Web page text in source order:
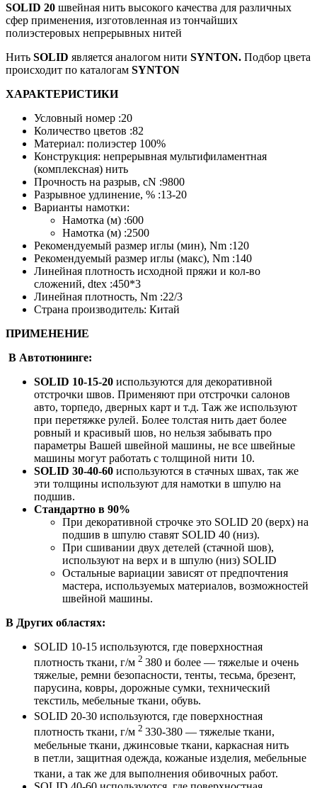
SOLID 20 швейная нить высокого качества для различных
сфер применения, изготовленная из тончайших
полиэстеровых непрерывных нитей
Нить SOLID является аналогом нити SYNTON. Подбор цвета
происходит по каталогам SYNTON
ХАРАКТЕРИСТИКИ
Условный номер :20
Количество цветов :82
Материал: полиэстер 100%
Конструкция: непрерывная мультифиламентная
(комплексная) нить
Прочность на разрыв, cN :9800
Разрывное удлинение, % :13-20
Варианты намотки:
Намотка (м) :600
Намотка (м) :2500
Рекомендуемый размер иглы (мин), Nm :120
Рекомендуемый размер иглы (макс), Nm :140
Линейная плотность исходной пряжи и кол-во
сложений, dtex :450*3
Линейная плотность, Nm :22/3
Страна производитель: Китай
ПРИМЕНЕНИЕ
В Автотюнинге:
SOLID 10-15-20 используются для декоративной
отстрочки швов. Применяют при отстрочки салонов
авто, торпедо, дверных карт и т.д. Таж же используют
при перетяжке рулей. Более толстая нить дает более
ровный и красивый шов, но нельзя забывать про
параметры Вашей швейной машины, не все швейные
машины могут работать с толщиной нити 10.
SOLID 30-40-60 используются в стачных швах, так же
эти толщины используют для намотки в шпулю на
подшив.
Стандартно в 90%
При декоративной строчке это SOLID 20 (верх) на
подшив в шпулю ставят SOLID 40 (низ).
При сшивании двух детелей (стачной шов),
используют на верх и в шпулю (низ) SOLID
Остальные вариации зависят от предпочтения
мастера, используемых материалов, возможностей
швейной машины.
В Других областях:
SOLID 10-15 используются, где поверхностная
плотность ткани, г/м 2 380 и более — тяжелые и очень
тяжелые, ремни безопасности, тенты, тесьма, брезент,
парусина, ковры, дорожные сумки, технический
текстиль, мебельные ткани, обувь.
SOLID 20-30 используются, где поверхностная
плотность ткани, г/м 2 330-380 — тяжелые ткани,
мебельные ткани, джинсовые ткани, каркасная нить
в петли, защитная одежда, кожаные изделия, мебельные
ткани, а так же для выполнения обивочных работ.